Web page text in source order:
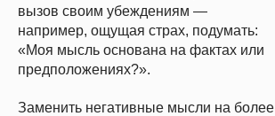
вызов своим убеждениям —
например, ощущая страх, подумать:
«Моя мысль основана на фактах или
предположениях?».
Заменить негативные мысли на более